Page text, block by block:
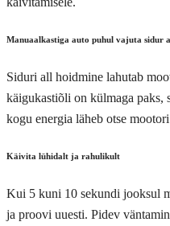
Manuaalkastiga auto puhul vajuta sidur
Siduri all hoidmine lahutab
käigukastiõli on külmaga paks,
kogu energia läheb otse
Käivita lühidalt ja rahulikult
Kui 5 kuni 10 sekundi jooksul
ja proovi uuesti. Pidev